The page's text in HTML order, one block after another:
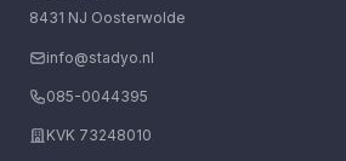
8431 NJ Oosterwolde
info@stadyo.nl
085-0044395
KVK 73248010